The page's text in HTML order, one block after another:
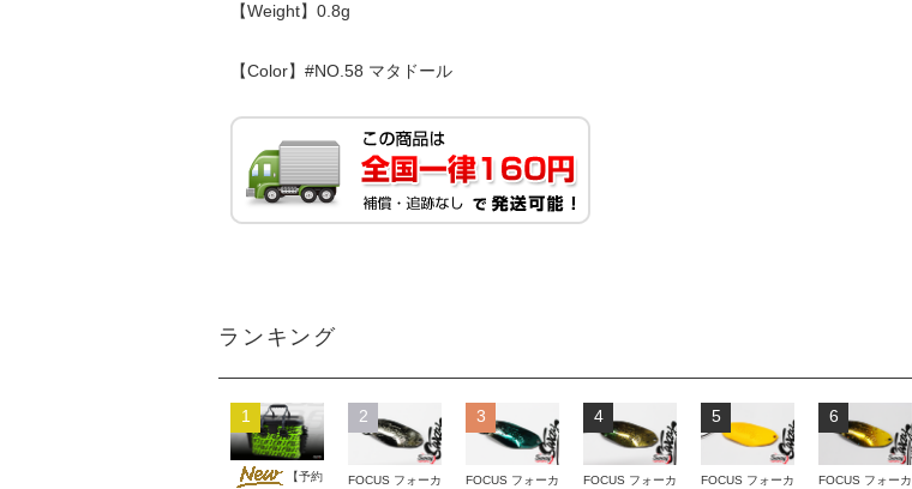
【Weight】0.8g
【Color】#NO.58 マタドール
ランキング
1
【予約
2
FOCUS フォーカ
3
FOCUS フォーカ
4
FOCUS フォーカ
5
FOCUS フォーカ
6
FOCUS フォーカ